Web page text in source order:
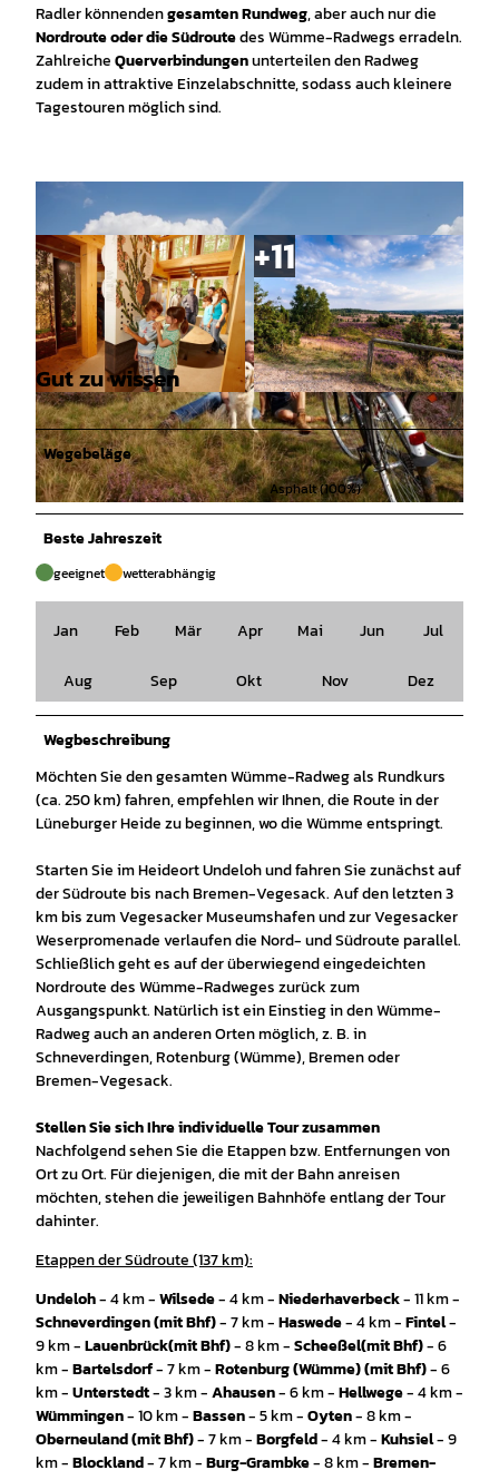
Radler könnendengesamten Rundweg, aber auch nur die
Nordroute oder die Südroutedes Wümme-Radwegs erradeln.
ZahlreicheQuerverbindungenunterteilen den Radweg
zudem in attraktive Einzelabschnitte, sodass auch kleinere
Tagestouren möglich sind.
© Lüneburger Heide GmbH |CC-BY
© Lüneburger Heide GmbH, Christian Wyrwa |
CC-BY
© Lüneburger Heide GmbH |CC-BY
Gut zu wissen
Wegebeläge
Asphalt (100%)
Beste Jahreszeit
geeignet wetterabhängig
Jan Feb Mär Apr Mai Jun Jul
Aug Sep Okt Nov Dez
Wegbeschreibung
Möchten Sie den gesamten Wümme-Radweg als Rundkurs
(ca. 250 km) fahren, empfehlen wir Ihnen, die Route in der
Lüneburger Heide zu beginnen, wo die Wümme entspringt.
Starten Sie im Heideort Undeloh und fahren Sie zunächst auf
der Südroute bis nach Bremen-Vegesack. Auf den letzten 3
km bis zum Vegesacker Museumshafen und zur Vegesacker
Weserpromenade verlaufen die Nord- und Südroute parallel.
Schließlich geht es auf der überwiegend eingedeichten
Nordroute des Wümme-Radweges zurück zum
Ausgangspunkt. Natürlich ist ein Einstieg in den Wümme-
Radweg auch an anderen Orten möglich, z. B. in
Schneverdingen, Rotenburg (Wümme), Bremen oder
Bremen-Vegesack.
Stellen Sie sich Ihre individuelle Tour zusammen
Nachfolgend sehen Sie die Etappen bzw. Entfernungen von
Ort zu Ort. Für diejenigen, die mit der Bahn anreisen
möchten, stehen die jeweiligen Bahnhöfe entlang der Tour
dahinter.
Etappen der Südroute (137 km):
Undeloh- 4 km -Wilsede- 4 km -Niederhaverbeck- 11 km -
Schneverdingen (mit Bhf)- 7 km -Haswede- 4 km -Fintel-
9 km -Lauenbrück(mit Bhf)- 8 km -Scheeßel(mit Bhf)- 6
km -Bartelsdorf- 7 km -Rotenburg (Wümme) (mit Bhf)- 6
km -Unterstedt- 3 km -Ahausen- 6 km -Hellwege- 4 km -
Wümmingen- 10 km -Bassen- 5 km -Oyten- 8 km -
Oberneuland (mit Bhf)- 7 km -Borgfeld- 4 km -Kuhsiel- 9
km -Blockland- 7 km -Burg-Grambke- 8 km -Bremen-